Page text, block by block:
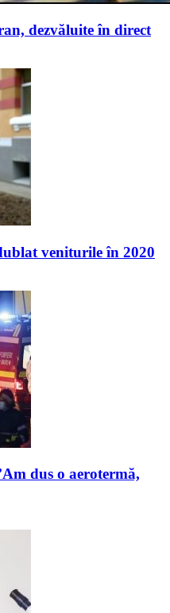
dezvăluite în direct
veniturile în 2020
dus o aerotermă,